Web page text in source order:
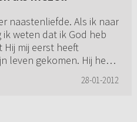
naastenliefde. Als ik naar
ik weten dat ik God heb
mij eerst heeft
leven gekomen. Hij heeft
28-01-2012